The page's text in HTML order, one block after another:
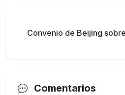
Convenio de Beijing
Comentarios